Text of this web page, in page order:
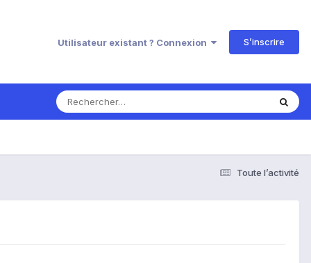
Utilisateur existant ? Connexion S’inscrire
Toute l’activité